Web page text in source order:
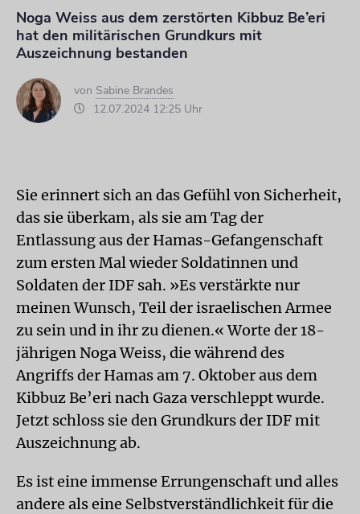
Noga Weiss aus dem zerstörten Kibbuz Be’eri
hat den militärischen Grundkurs mit
Auszeichnung bestanden
von Sabine Brandes
12.07.2024 12:25 Uhr
Sie erinnert sich an das Gefühl von Sicherheit,
das sie überkam, als sie am Tag der
Entlassung aus der Hamas-Gefangenschaft
zum ersten Mal wieder Soldatinnen und
Soldaten der IDF sah. »Es verstärkte nur
meinen Wunsch, Teil der israelischen Armee
zu sein und in ihr zu dienen.« Worte der 18-
jährigen Noga Weiss, die während des
Angriffs der Hamas am 7. Oktober aus dem
Kibbuz Be’eri nach Gaza verschleppt wurde.
Jetzt schloss sie den Grundkurs der IDF mit
Auszeichnung ab.
Es ist eine immense Errungenschaft und alles
andere als eine Selbstverständlichkeit für die